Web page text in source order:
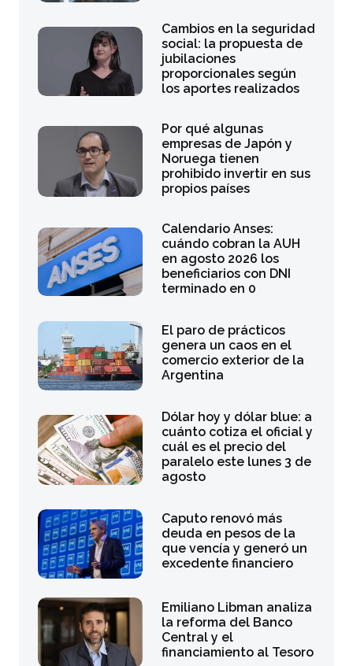
Cambios en la seguridad
social: la propuesta de
jubilaciones
proporcionales según
los aportes realizados
Por qué algunas
empresas de Japón y
Noruega tienen
prohibido invertir en sus
propios países
Calendario Anses:
cuándo cobran la AUH
en agosto 2026 los
beneficiarios con DNI
terminado en 0
El paro de prácticos
genera un caos en el
comercio exterior de la
Argentina
Dólar hoy y dólar blue: a
cuánto cotiza el oficial y
cuál es el precio del
paralelo este lunes 3 de
agosto
Caputo renovó más
deuda en pesos de la
que vencía y generó un
excedente financiero
Emiliano Libman analiza
la reforma del Banco
Central y el
financiamiento al Tesoro